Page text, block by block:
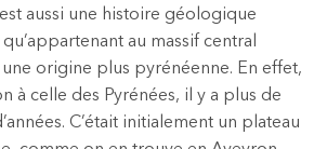
aussi une histoire géologique
au massif central
origine plus pyrénéenne. En effet,
à celle des Pyrénées, il y a plus de
C’était initialement un plateau